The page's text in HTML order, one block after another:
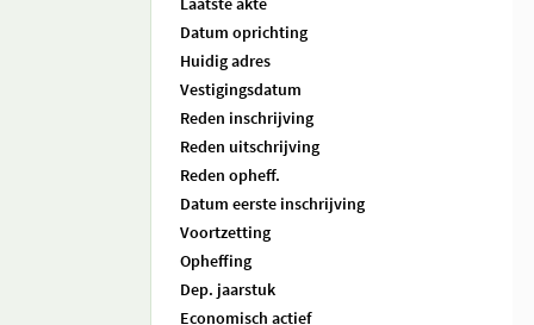
Datum oprichting
Huidig adres
Vestigingsdatum
Reden inschrijving
Reden uitschrijving
Reden opheff.
Datum eerste inschrijving
Voortzetting
Opheffing
Dep. jaarstuk
Economisch actief